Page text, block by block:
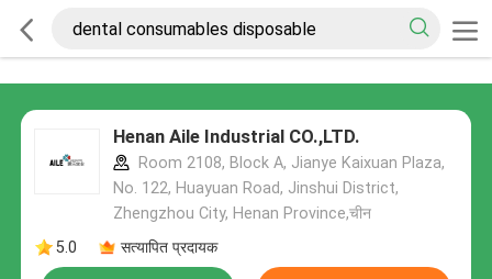
Henan Aile Industrial CO.,LTD.
Room 2108, Block A, Jianye Kaixuan Plaza,
No. 122, Huayuan Road, Jinshui District,
Zhengzhou City, Henan Province,चीन
5.0
सत्यापित प्रदायक